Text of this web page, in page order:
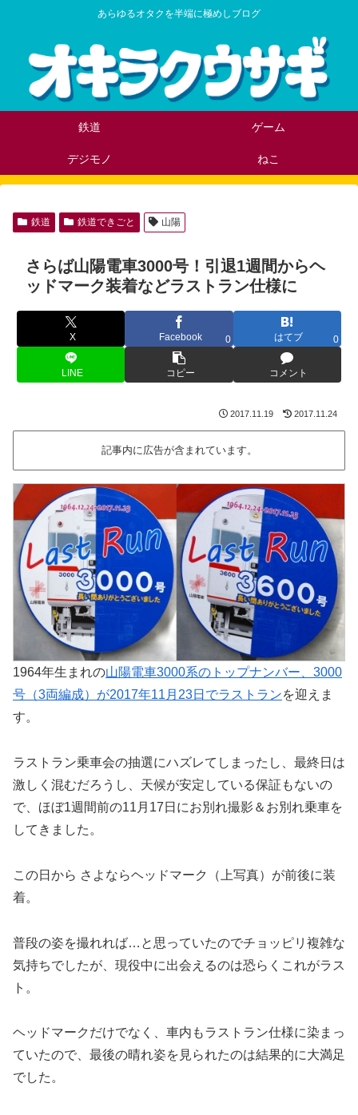
あらゆるオタクを半端に極めしブログ
鉄道 ゲーム
デジモノ ねこ
鉄道 鉄道できごと 山陽
さらば山陽電車3000号！引退1週間からヘ
ッドマーク装着などラストラン仕様に
X Facebook 0 はてブ 0
LINE コピー コメント
2017.11.19 2017.11.24
記事内に広告が含まれています。
1964年生まれの山陽電車3000系のトップナンバー、3000
号（3両編成）が2017年11月23日でラストランを迎えま
す。
ラストラン乗車会の抽選にハズレてしまったし、最終日は
激しく混むだろうし、天候が安定している保証もないの
で、ほぼ1週間前の11月17日にお別れ撮影＆お別れ乗車を
してきました。
この日から さよならヘッドマーク（上写真）が前後に装
着。
普段の姿を撮れれば…と思っていたのでチョッピリ複雑な
気持ちでしたが、現役中に出会えるのは恐らくこれがラス
ト。
ヘッドマークだけでなく、車内もラストラン仕様に染まっ
ていたので、最後の晴れ姿を見られたのは結果的に大満足
でした。